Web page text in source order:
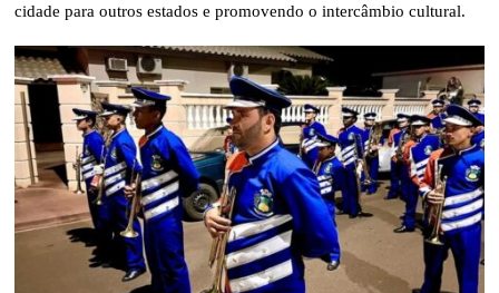
cidade para outros estados e promovendo o intercâmbio cultural.